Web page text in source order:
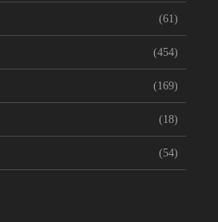
(61)
(454)
(169)
(18)
(54)